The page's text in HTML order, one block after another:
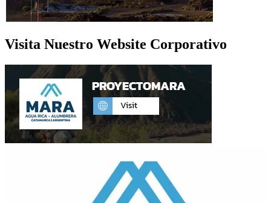
Visita Nuestro Website Corporativo